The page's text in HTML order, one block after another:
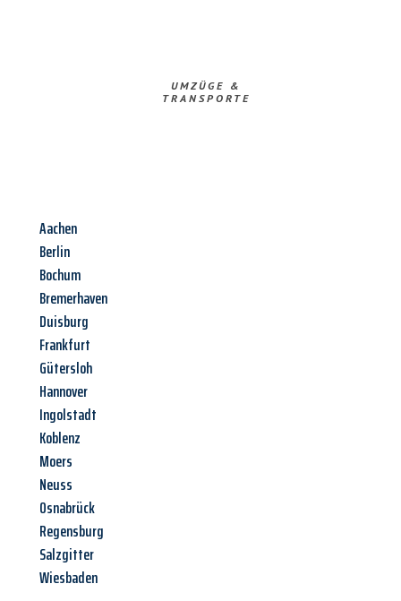
UMZÜGE &
TRANSPORTE
Aachen
Berlin
Bochum
Bremerhaven
Duisburg
Frankfurt
Gütersloh
Hannover
Ingolstadt
Koblenz
Moers
Neuss
Osnabrück
Regensburg
Salzgitter
Wiesbaden